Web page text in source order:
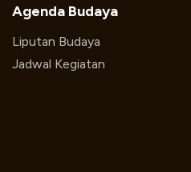
Agenda Budaya
Liputan Budaya
Jadwal Kegiatan